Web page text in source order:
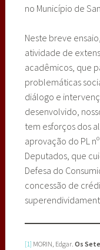
no Município de
Neste breve
atividade de
acadêmicos, que
problemáticas
diálogo e
desenvolvido,
tem esforços dos
aprovação do PL
Deputados, que
Defesa do
concessão de
[1] MORIN, Edgar. Os